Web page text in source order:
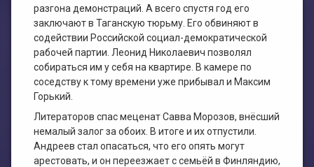
разгона демонстраций. А всего спустя год его
заключают в Таганскую тюрьму. Его обвиняют в
содействии Российской социал-демократической
рабочей партии. Леонид Николаевич позволял
собираться им у себя на квартире. В камере по
соседству к тому времени уже прибывал и Максим
Горький.
Литераторов спас меценат Савва Морозов, внёсший
немалый залог за обоих. В итоге и их отпустили.
Андреев стал опасаться, что его опять могут
арестовать, и он переезжает с семьёй в Финляндию,